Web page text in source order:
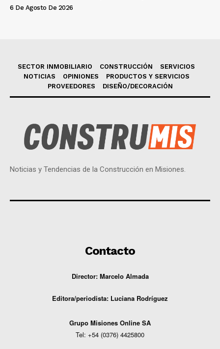
6 De Agosto De 2026
SECTOR INMOBILIARIO CONSTRUCCIÓN
SERVICIOS
NOTICIAS
OPINIONES
PRODUCTOS Y SERVICIOS
PROVEEDORES
DISEÑO/DECORACIÓN
Noticias y Tendencias de la Construcción en Misiones.
Contacto
Director: Marcelo Almada
Editora/periodista: Luciana Rodríguez
Grupo Misiones Online SA
Tel: +54 (0376) 4425800